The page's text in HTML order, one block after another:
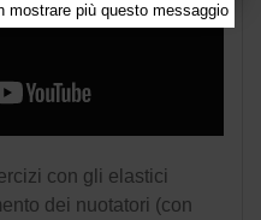
con gli elastici
dei nuotatori (con
mostrare più questo messaggio